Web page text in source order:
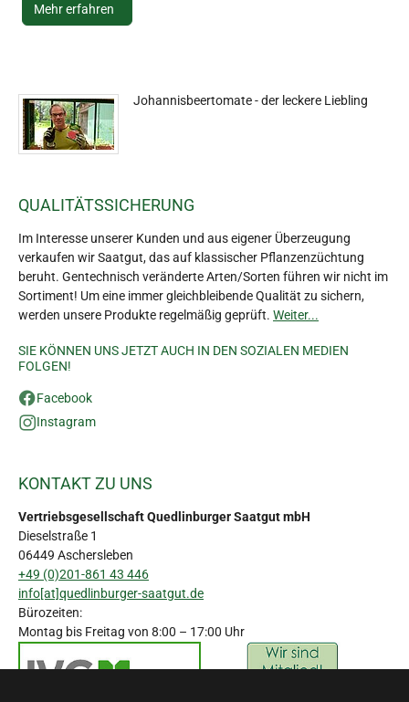
Mehr erfahren
Johannisbeertomate - der leckere Liebling
QUALITÄTSSICHERUNG
Im Interesse unserer Kunden und aus eigener Überzeugung
verkaufen wir Saatgut, das auf klassischer Pflanzenzüchtung
beruht. Gentechnisch veränderte Arten/Sorten führen wir nicht im
Sortiment! Um eine immer gleichbleibende Qualität zu sichern,
werden unsere Produkte regelmäßig geprüft. Weiter...
SIE KÖNNEN UNS JETZT AUCH IN DEN SOZIALEN MEDIEN
FOLGEN!
Facebook
Instagram
KONTAKT ZU UNS
Vertriebsgesellschaft Quedlinburger Saatgut mbH
Dieselstraße 1
06449 Aschersleben
+49 (0)201-861 43 446
info[at]quedlinburger-saatgut.de
Bürozeiten:
Montag bis Freitag von 8:00 – 17:00 Uhr